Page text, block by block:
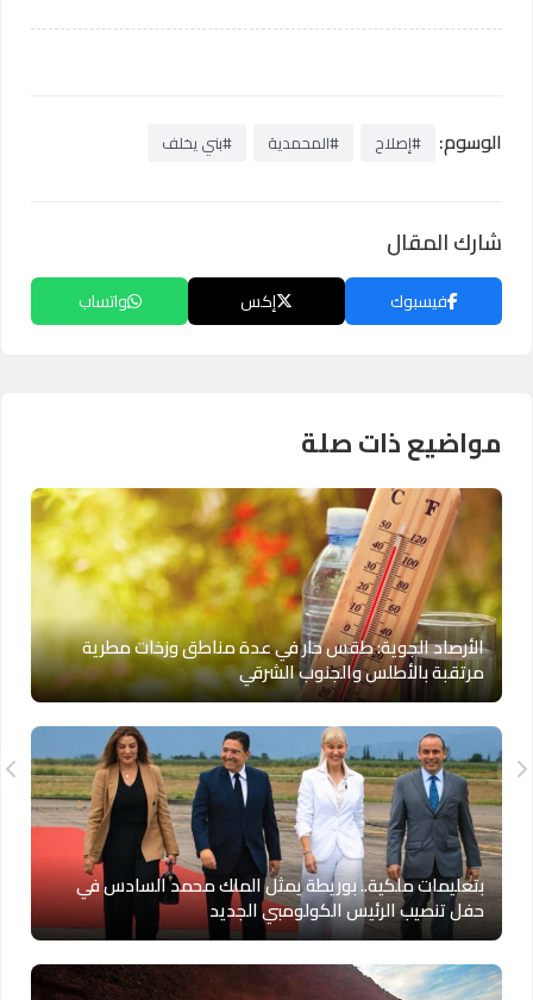
الوسوم: #إصلاح #المحمدية #بني يخلف
شارك المقال
فيسبوك إكس واتساب
مواضيع ذات صلة
الأرصاد الجوية: طقس حار في عدة مناطق وزخات مطرية
مرتقبة بالأطلس والجنوب الشرقي
بتعليمات ملكية.. بوريطة يمثل الملك محمد السادس في
حفل تنصيب الرئيس الكولومبي الجديد